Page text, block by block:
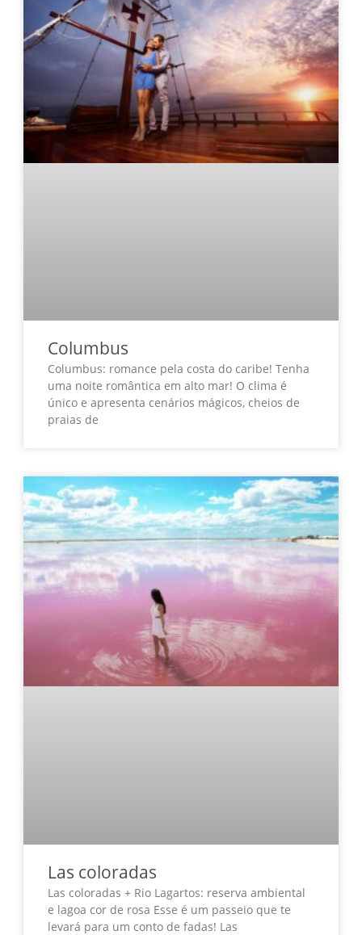
Columbus
Columbus: romance pela costa do caribe! Tenha
uma noite romântica em alto mar! O clima é
único e apresenta cenários mágicos, cheios de
praias de
Las coloradas
Las coloradas + Rio Lagartos: reserva ambiental
e lagoa cor de rosa Esse é um passeio que te
levará para um conto de fadas! Las